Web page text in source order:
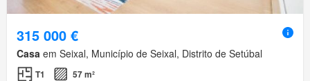
315 000 €
Casa em Seixal, Município de Seixal, Distrito de Setúbal
T1 57 m²